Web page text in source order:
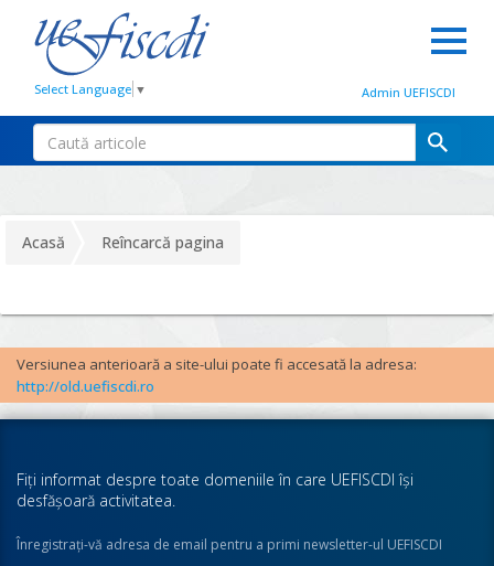
Select Language ▼ Admin UEFISCDI
Acasă Reîncarcă pagina
Versiunea anterioară a site-ului poate fi accesată la adresa:
http://old.uefiscdi.ro
Fiţi informat despre toate domeniile în care UEFISCDI îşi
desfăşoară activitatea.
Înregistraţi-vă adresa de email pentru a primi newsletter-ul UEFISCDI